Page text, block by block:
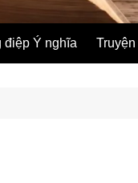
điệp Ý nghĩa